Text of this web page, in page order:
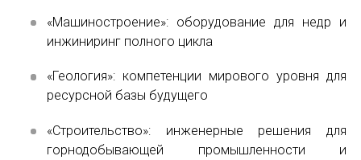
«Машиностроение»: оборудование для недр и
инжиниринг полного цикла
«Геология»: компетенции мирового уровня для
ресурсной базы будущего
«Строительство»: инженерные решения для
горнодобывающей промышленности и
E-MAIL
Подписаться